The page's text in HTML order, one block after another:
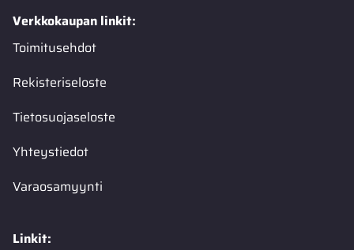
Verkkokaupan linkit:
Toimitusehdot
Rekisteriseloste
Tietosuojaseloste
Yhteystiedot
Varaosamyynti
Linkit: